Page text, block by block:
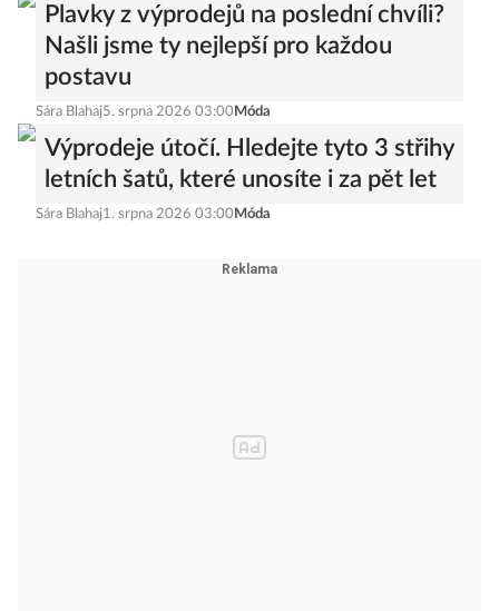
Plavky z výprodejů na poslední chvíli?
Našli jsme ty nejlepší pro každou
postavu
Sára Blahaj5. srpna 2026 03:00 Móda
Výprodeje útočí. Hledejte tyto 3 střihy
letních šatů, které unosíte i za pět let
Sára Blahaj1. srpna 2026 03:00 Móda